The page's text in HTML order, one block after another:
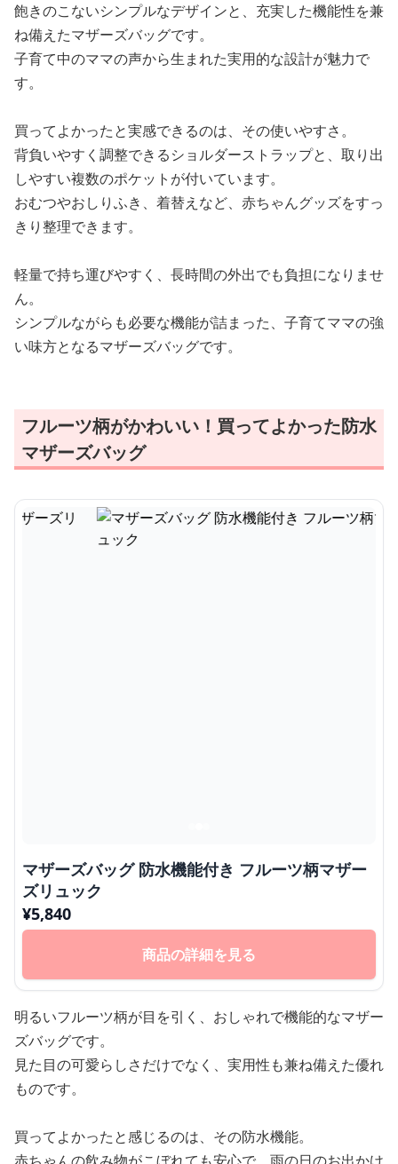
飽きのこないシンプルなデザインと、充実した機能性を兼
ね備えたマザーズバッグです。
子育て中のママの声から生まれた実用的な設計が魅力で
す。
買ってよかったと実感できるのは、その使いやすさ。
背負いやすく調整できるショルダーストラップと、取り出
しやすい複数のポケットが付いています。
おむつやおしりふき、着替えなど、赤ちゃんグッズをすっ
きり整理できます。
軽量で持ち運びやすく、長時間の外出でも負担になりませ
ん。
シンプルながらも必要な機能が詰まった、子育てママの強
い味方となるマザーズバッグです。
フルーツ柄がかわいい！買ってよかった防水
マザーズバッグ
マザーズバッグ 防水機能付き フルーツ柄マザー
ズリュック
¥5,840
商品の詳細を見る
明るいフルーツ柄が目を引く、おしゃれで機能的なマザー
ズバッグです。
見た目の可愛らしさだけでなく、実用性も兼ね備えた優れ
ものです。
買ってよかったと感じるのは、その防水機能。